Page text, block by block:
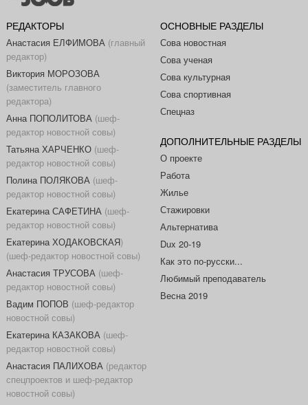
РЕДАКТОРЫ
Анастасия ЕЛФИМОВА(главный
редактор)
Виктория МОРОЗОВА
(заместитель главного
редактора)
Анна ПОПОЛИТОВА(шеф-
редактор новостной совы)
Татьяна ХАРЧЕНКО(шеф-
редактор новостной совы)
Полина ПОЛЯКОВА(шеф-
редактор новостной совы)
Екатерина САФЕТИНА(шеф-
редактор новостной совы)
Екатерина ХОДАКОВСКАЯ)
(шеф-редактор новостной совы)
Анастасия ТРУСОВА(шеф-
редактор новостной совы)
Вадим ПОПОВ (шеф-редактор
новостной совы)
Екатерина КАЗАКОВА(шеф-
редактор новостной совы)
Анастасия ПАЛИХОВА(редактор
спецпроектов и шеф-редактор
новостной совы)
ОСНОВНЫЕ РАЗДЕЛЫ
Сова новостная
Сова ученая
Сова культурная
Сова спортивная
Спецназ
ДОПОЛНИТЕЛЬНЫЕ РАЗДЕЛЫ
О проекте
Работа
Жилье
Стажировки
Альтернатива
Dux 20-19
Как это по-русски...
Любимый преподаватель
Весна 2019